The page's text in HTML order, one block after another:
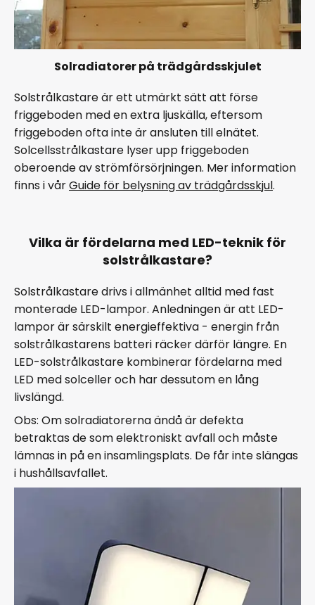
Solradiatorer på trädgårdsskjulet
Solstrålkastare är ett utmärkt sätt att förse
friggeboden med en extra ljuskälla, eftersom
friggeboden ofta inte är ansluten till elnätet.
Solcellsstrålkastare lyser upp friggeboden
oberoende av strömförsörjningen. Mer information
finns i vårGuide för belysning av trädgårdsskjul.
Vilka är fördelarna med LED-teknik för
solstrålkastare?
Solstrålkastare drivs i allmänhet alltid med fast
monterade LED-lampor. Anledningen är att LED-
lampor är särskilt energieffektiva - energin från
solstrålkastarens batteri räcker därför längre. En
LED-solstrålkastare kombinerar fördelarna med
LED med solceller och har dessutom en lång
livslängd.
Obs: Om solradiatorerna ändå är defekta
betraktas de som elektroniskt avfall och måste
lämnas in på en insamlingsplats. De får inte slängas
i hushållsavfallet.